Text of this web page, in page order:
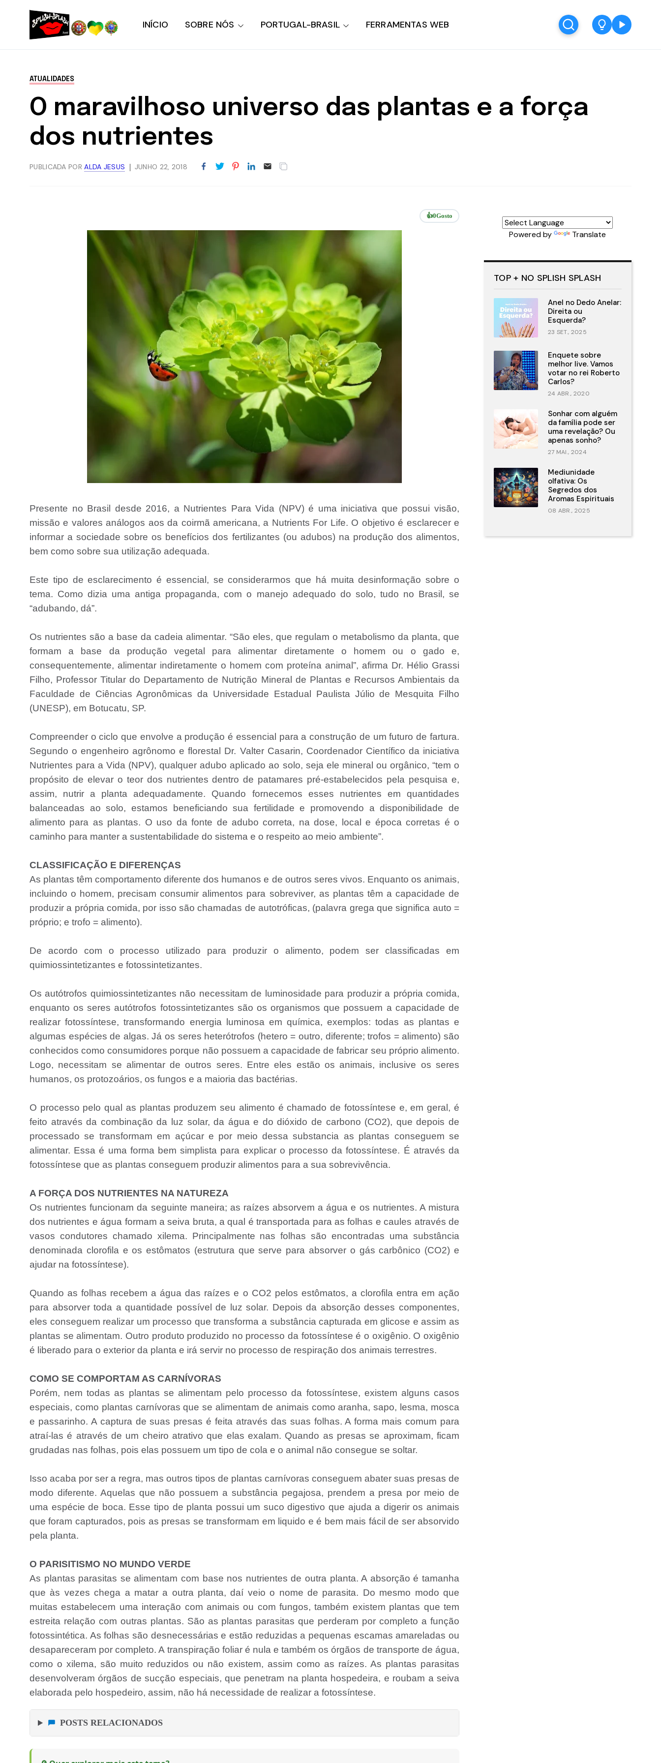
INÍCIO SOBRE NÓS PORTUGAL-BRASIL FERRAMENTAS WEB
ATUALIDADES
O maravilhoso universo das plantas e a força
dos nutrientes
PUBLICADA PORALDA JESUS JUNHO 22, 2018
👍0Gosto
Presente no Brasil desde 2016, a Nutrientes Para Vida (NPV) é uma iniciativa que possui visão,
missão e valores análogos aos da coirmã americana, a Nutrients For Life. O objetivo é esclarecer e
informar a sociedade sobre os benefícios dos fertilizantes (ou adubos) na produção dos alimentos,
bem como sobre sua utilização adequada.
Este tipo de esclarecimento é essencial, se considerarmos que há muita desinformação sobre o
tema. Como dizia uma antiga propaganda, com o manejo adequado do solo, tudo no Brasil, se
“adubando, dá”.
Os nutrientes são a base da cadeia alimentar. “São eles, que regulam o metabolismo da planta, que
formam a base da produção vegetal para alimentar diretamente o homem ou o gado e,
consequentemente, alimentar indiretamente o homem com proteína animal”, afirma Dr. Hélio Grassi
Filho, Professor Titular do Departamento de Nutrição Mineral de Plantas e Recursos Ambientais da
Faculdade de Ciências Agronômicas da Universidade Estadual Paulista Júlio de Mesquita Filho
(UNESP), em Botucatu, SP.
Compreender o ciclo que envolve a produção é essencial para a construção de um futuro de fartura.
Segundo o engenheiro agrônomo e florestal Dr. Valter Casarin, Coordenador Científico da iniciativa
Nutrientes para a Vida (NPV), qualquer adubo aplicado ao solo, seja ele mineral ou orgânico, “tem o
propósito de elevar o teor dos nutrientes dentro de patamares pré-estabelecidos pela pesquisa e,
assim, nutrir a planta adequadamente. Quando fornecemos esses nutrientes em quantidades
balanceadas ao solo, estamos beneficiando sua fertilidade e promovendo a disponibilidade de
alimento para as plantas. O uso da fonte de adubo correta, na dose, local e época corretas é o
caminho para manter a sustentabilidade do sistema e o respeito ao meio ambiente”.
CLASSIFICAÇÃO E DIFERENÇAS
As plantas têm comportamento diferente dos humanos e de outros seres vivos. Enquanto os animais,
incluindo o homem, precisam consumir alimentos para sobreviver, as plantas têm a capacidade de
produzir a própria comida, por isso são chamadas de autotróficas, (palavra grega que significa auto =
próprio; e trofo = alimento).
De acordo com o processo utilizado para produzir o alimento, podem ser classificadas em
quimiossintetizantes e fotossintetizantes.
Os autótrofos quimiossintetizantes não necessitam de luminosidade para produzir a própria comida,
enquanto os seres autótrofos fotossintetizantes são os organismos que possuem a capacidade de
realizar fotossíntese, transformando energia luminosa em química, exemplos: todas as plantas e
algumas espécies de algas. Já os seres heterótrofos (hetero = outro, diferente; trofos = alimento) são
conhecidos como consumidores porque não possuem a capacidade de fabricar seu próprio alimento.
Logo, necessitam se alimentar de outros seres. Entre eles estão os animais, inclusive os seres
humanos, os protozoários, os fungos e a maioria das bactérias.
O processo pelo qual as plantas produzem seu alimento é chamado de fotossíntese e, em geral, é
feito através da combinação da luz solar, da água e do dióxido de carbono (CO2), que depois de
processado se transformam em açúcar e por meio dessa substancia as plantas conseguem se
alimentar. Essa é uma forma bem simplista para explicar o processo da fotossíntese. É através da
fotossíntese que as plantas conseguem produzir alimentos para a sua sobrevivência.
A FORÇA DOS NUTRIENTES NA NATUREZA
Os nutrientes funcionam da seguinte maneira; as raízes absorvem a água e os nutrientes. A mistura
dos nutrientes e água formam a seiva bruta, a qual é transportada para as folhas e caules através de
vasos condutores chamado xilema. Principalmente nas folhas são encontradas uma substância
denominada clorofila e os estômatos (estrutura que serve para absorver o gás carbônico (CO2) e
ajudar na fotossíntese).
Quando as folhas recebem a água das raízes e o CO2 pelos estômatos, a clorofila entra em ação
para absorver toda a quantidade possível de luz solar. Depois da absorção desses componentes,
eles conseguem realizar um processo que transforma a substância capturada em glicose e assim as
plantas se alimentam. Outro produto produzido no processo da fotossíntese é o oxigênio. O oxigênio
é liberado para o exterior da planta e irá servir no processo de respiração dos animais terrestres.
COMO SE COMPORTAM AS CARNÍVORAS
Porém, nem todas as plantas se alimentam pelo processo da fotossíntese, existem alguns casos
especiais, como plantas carnívoras que se alimentam de animais como aranha, sapo, lesma, mosca
e passarinho. A captura de suas presas é feita através das suas folhas. A forma mais comum para
atraí-las é através de um cheiro atrativo que elas exalam. Quando as presas se aproximam, ficam
grudadas nas folhas, pois elas possuem um tipo de cola e o animal não consegue se soltar.
Isso acaba por ser a regra, mas outros tipos de plantas carnívoras conseguem abater suas presas de
modo diferente. Aquelas que não possuem a substância pegajosa, prendem a presa por meio de
uma espécie de boca. Esse tipo de planta possui um suco digestivo que ajuda a digerir os animais
que foram capturados, pois as presas se transformam em liquido e é bem mais fácil de ser absorvido
pela planta.
O PARISITISMO NO MUNDO VERDE
As plantas parasitas se alimentam com base nos nutrientes de outra planta. A absorção é tamanha
que às vezes chega a matar a outra planta, daí veio o nome de parasita. Do mesmo modo que
muitas estabelecem uma interação com animais ou com fungos, também existem plantas que tem
estreita relação com outras plantas. São as plantas parasitas que perderam por completo a função
fotossintética. As folhas são desnecessárias e estão reduzidas a pequenas escamas amareladas ou
desapareceram por completo. A transpiração foliar é nula e também os órgãos de transporte de água,
como o xilema, são muito reduzidos ou não existem, assim como as raízes. As plantas parasitas
desenvolveram órgãos de sucção especiais, que penetram na planta hospedeira, e roubam a seiva
elaborada pelo hospedeiro, assim, não há necessidade de realizar a fotossíntese.
POSTS RELACIONADOS
Powered by Translate
TOP + NO SPLISH SPLASH
Anel no Dedo Anelar:
Direita ou
Esquerda?
23 SET., 2025
Enquete sobre
melhor live. Vamos
votar no rei Roberto
Carlos?
24 ABR., 2020
Sonhar com alguém
da família pode ser
uma revelação? Ou
apenas sonho?
27 MAI., 2024
Mediunidade
olfativa: Os
Segredos dos
Aromas Espirituais
08 ABR., 2025